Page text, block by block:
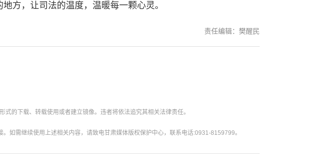
方，让司法的温度，温暖每一颗心灵。
责任编辑：樊醒民
的下载、转载使用或者建立镜像。违者将依法追究其相关法律责任。
如需继续使用上述相关内容，请致电甘肃媒体版权保护中心，联系电话:0931-8159799。